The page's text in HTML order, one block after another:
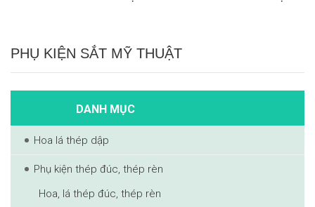
PHỤ KIỆN SẮT MỸ THUẬT
DANH MỤC
Hoa lá thép dập
Phụ kiện thép đúc, thép rèn
Hoa, lá thép đúc, thép rèn